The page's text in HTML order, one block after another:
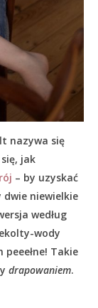
nazywa się
jak
– by uzyskać
niewielkie
według
wody
peeełne! Takie
drapowaniem.